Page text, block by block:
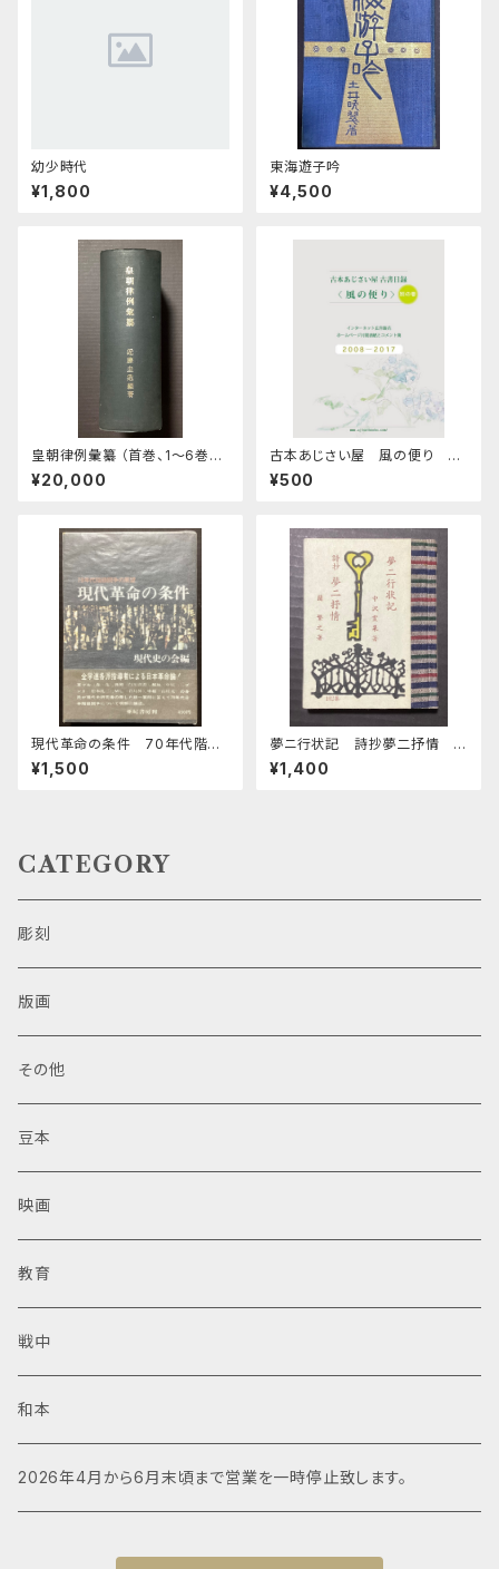
幼少時代
¥1,800
東海遊子吟
¥4,500
皇朝律例彙纂 （首巻、1～6巻計
7冊合本）
¥20,000
古本あじさい屋 風の便り 別
巻
¥500
現代革命の条件 70年代階級
闘争の展望
¥1,500
夢ニ行状記 詩抄夢二抒情
緑の笛豆本第26期第102集
¥1,400
CATEGORY
彫刻
版画
その他
豆本
映画
教育
戦中
和本
2026年4月から6月末頃まで営業を一時停止致します。